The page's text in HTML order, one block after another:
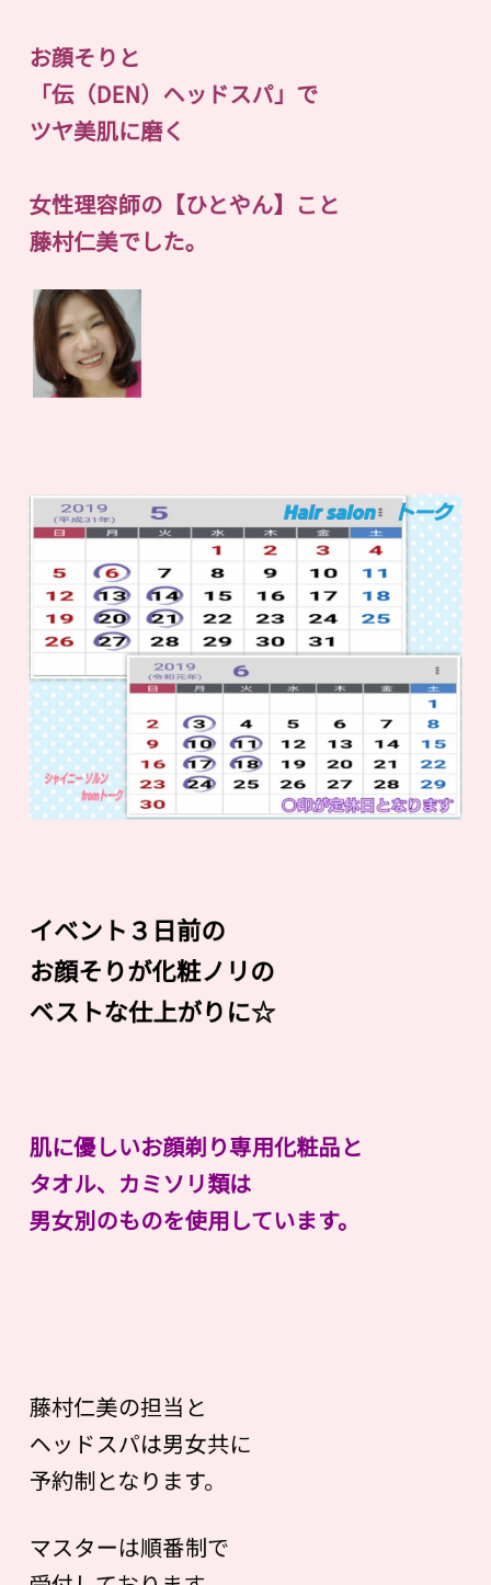
お顔そりと
「伝（DEN）ヘッドスパ」で
ツヤ美肌に磨く
女性理容師の【ひとやん】こと
藤村仁美でした。
イベント３日前の
お顔そりが化粧ノリの
ベストな仕上がりに☆
肌に優しいお顔剃り専用化粧品と
タオル、カミソリ類は
男女別のものを使用しています。
藤村仁美の担当と
ヘッドスパは男女共に
予約制となります。
マスターは順番制で